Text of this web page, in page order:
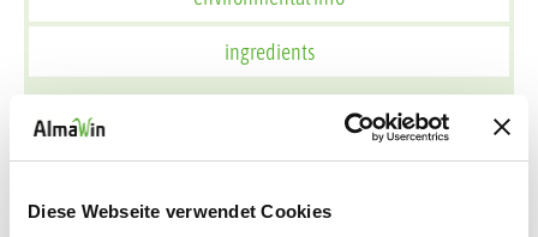
Diese Webseite verwendet Cookies
ingredients
NATURALLY CLEAN!
Das KLAR Flüssigwaschmittel Color wäscht farbige